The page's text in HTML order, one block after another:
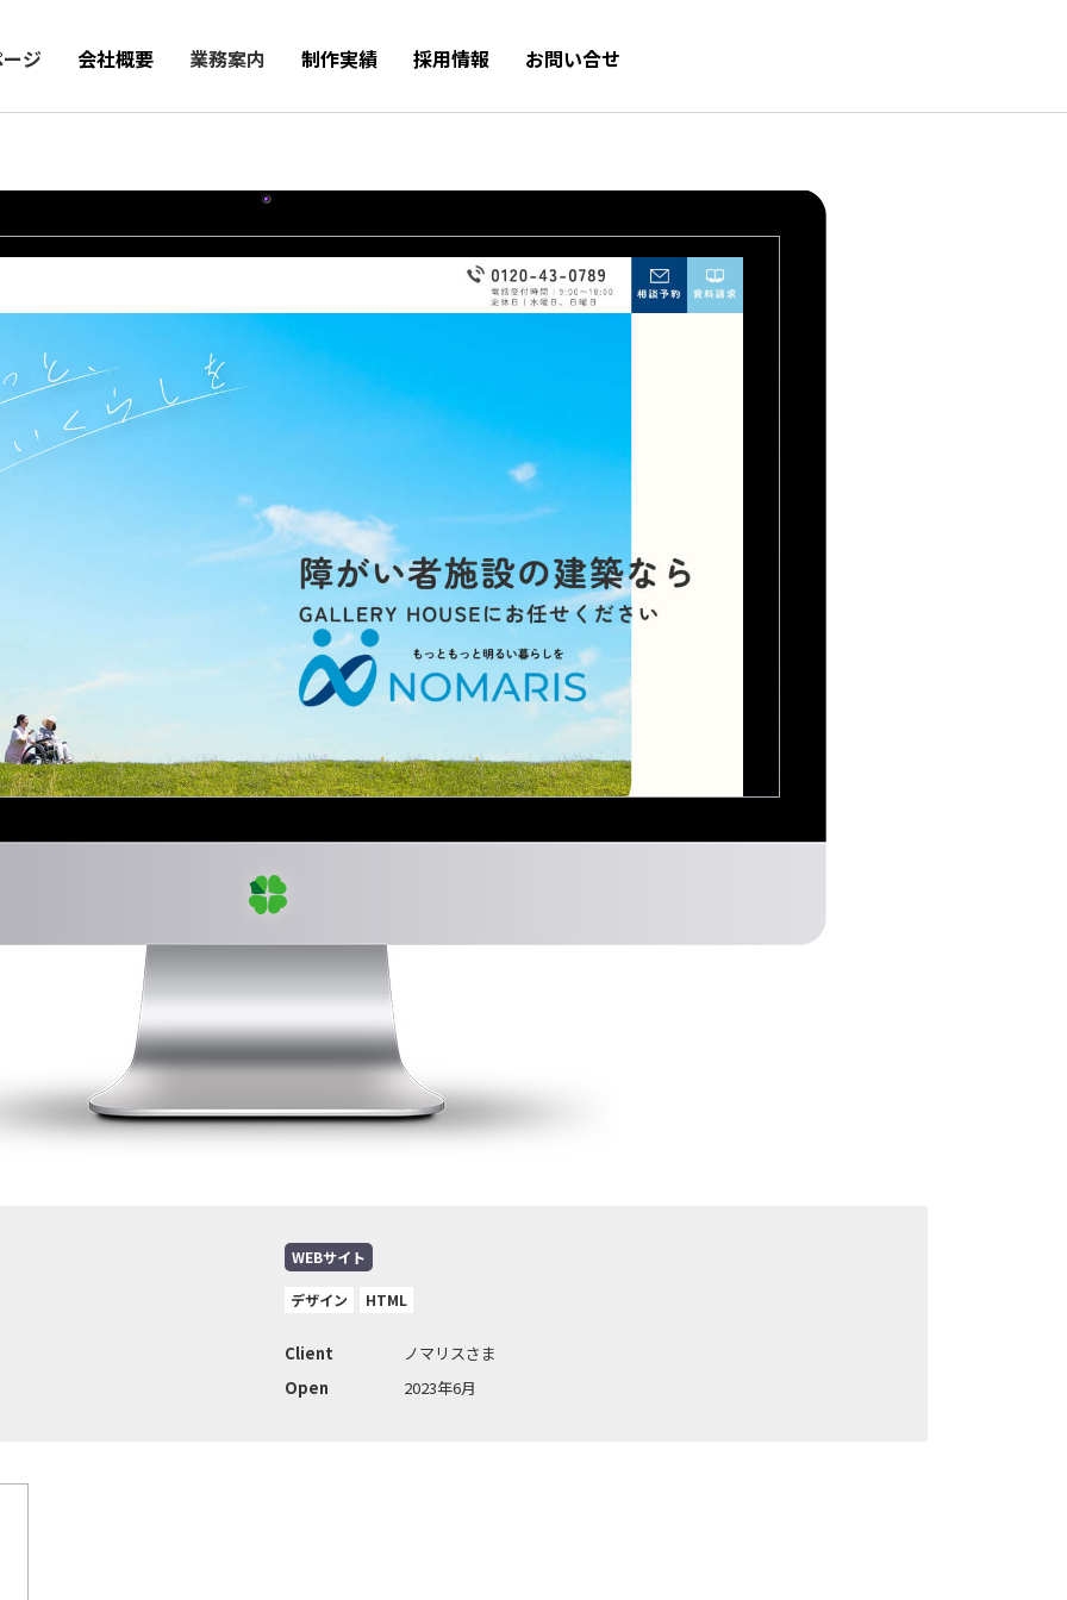
ジ 会社概要 業務案内 制作実績 採用情報 お問い合せ
WEBサイト
デザイン HTML
Client
ノマリスさま
Open
2023年6月